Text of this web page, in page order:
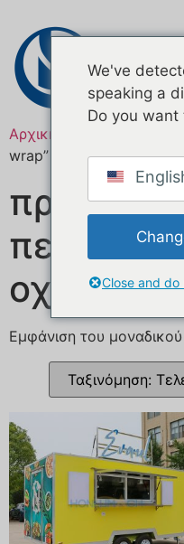
Αρχική σελίδα
/
wrap”
οχήματος
Εμφάνιση του
We've
speaking a
Do you want
Close and